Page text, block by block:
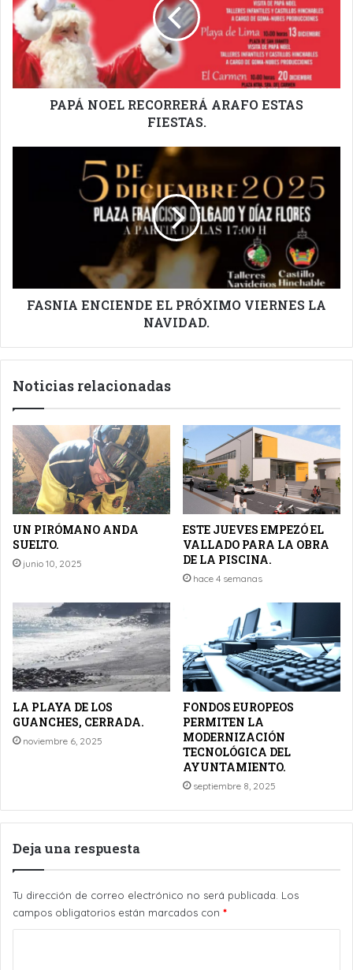
ARAFO
ESTAS
FIESTAS.
PAPÁ NOEL RECORRERÁ ARAFO ESTAS
FIESTAS.
FASNIA ENCIENDE EL PRÓXIMO VIERNES LA
NAVIDAD.
Noticias relacionadas
UN PIRÓMANO ANDA
SUELTO.
junio 10, 2025
ESTE JUEVES EMPEZÓ EL
VALLADO PARA LA OBRA
DE LA PISCINA.
hace 4 semanas
LA PLAYA DE LOS
GUANCHES, CERRADA.
noviembre 6, 2025
FONDOS EUROPEOS
PERMITEN LA
MODERNIZACIÓN
TECNOLÓGICA DEL
AYUNTAMIENTO.
septiembre 8, 2025
Deja una respuesta
Tu dirección de correo electrónico no será publicada. Los
campos obligatorios están marcados con *